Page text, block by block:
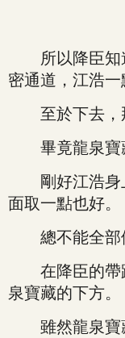
所以降臣知
密通道，江浩一
至於下去，
畢竟龍泉寶
剛好江浩身
面取一點也好。
總不能全部
在降臣的帶
泉寶藏的下方。
雖然龍泉寶